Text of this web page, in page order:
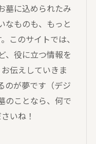
墓に込められたみ
なものも、もっと
このサイトでは、
、役に立つ情報を
伝えしていきま
のが夢です（デジ
のことなら、何で
いね！